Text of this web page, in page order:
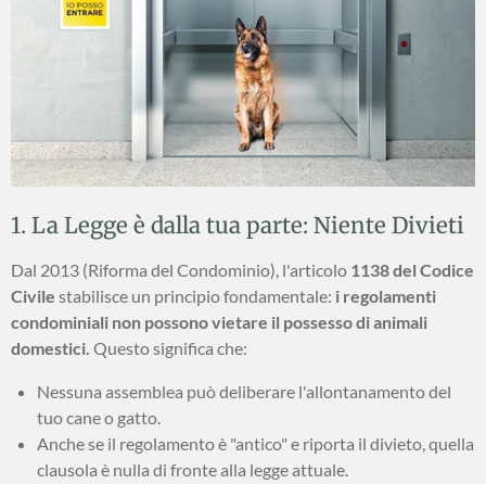
1. La Legge è dalla tua parte: Niente Divieti
Dal 2013 (Riforma del Condominio), l'articolo 1138 del Codice
Civile stabilisce un principio fondamentale: i regolamenti
condominiali non possono vietare il possesso di animali
domestici. Questo significa che:
Nessuna assemblea può deliberare l'allontanamento del
tuo cane o gatto.
Anche se il regolamento è "antico" e riporta il divieto, quella
clausola è nulla di fronte alla legge attuale.